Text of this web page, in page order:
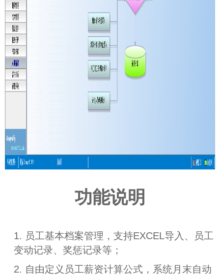
功能说明
1. 员工基本档案管理，支持EXCEL导入、员工
变动记录、奖惩记录等；
2. 自由定义员工薪资计算公式，系统月末自动